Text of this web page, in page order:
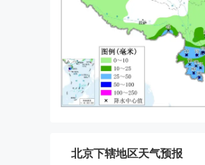
北京下辖地区天气预报